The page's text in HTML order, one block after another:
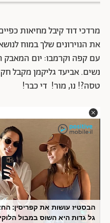
מרדכי דוד קיבל מחיאות
את הנוירונים שלך במוח
עם קפה וקרמבו: יום המאבק
נשים. אביעד גליקמן מקבל
טסה?! נו, מור! די כבר!
השיער הלבן לא חייב להיראות
תשמרי עליו בריא, מבריק